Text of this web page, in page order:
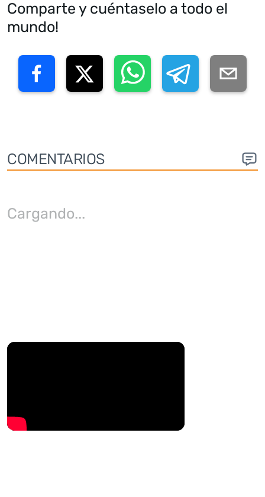
Comparte y cuéntaselo a todo el
mundo!
COMENTARIOS
Cargando...